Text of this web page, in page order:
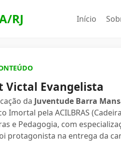
RJ Início
Victal Evangelista
da Juventude Barra
Imortal pela ACILBRAS
e Pedagogia, com
protagonista na entrega da